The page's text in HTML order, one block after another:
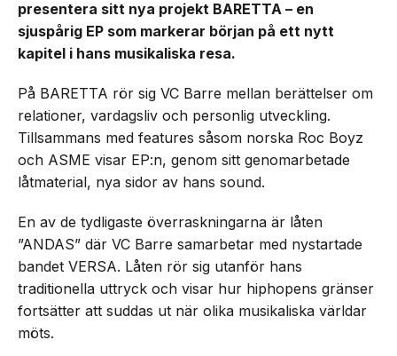
presentera sitt nya projekt BARETTA – en
sjuspårig EP som markerar början på ett nytt
kapitel i hans musikaliska resa.
På BARETTA rör sig VC Barre mellan berättelser om
relationer, vardagsliv och personlig utveckling.
Tillsammans med features såsom norska Roc Boyz
och ASME visar EP:n, genom sitt genomarbetade
låtmaterial, nya sidor av hans sound.
En av de tydligaste överraskningarna är låten
”ANDAS” där VC Barre samarbetar med nystartade
bandet VERSA. Låten rör sig utanför hans
traditionella uttryck och visar hur hiphopens gränser
fortsätter att suddas ut när olika musikaliska världar
möts.